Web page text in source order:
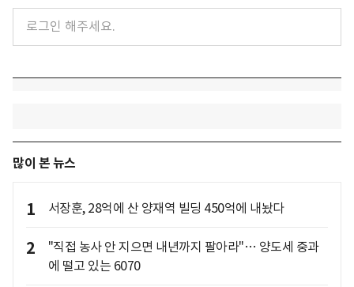
많이 본 뉴스
1 서장훈, 28억에 산 양재역 빌딩 450억에 내놨다
2
"직접 농사 안 지으면 내년까지 팔아라"… 양도세 중과
에 떨고 있는 6070